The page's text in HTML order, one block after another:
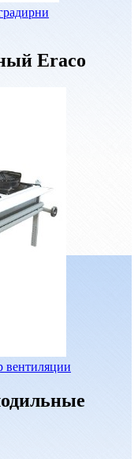
Eraco
вентиляции